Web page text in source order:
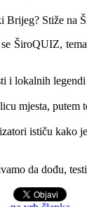
ŠiroQUIZ,
i lokalnih
mjesta,
ističu
da dođu,